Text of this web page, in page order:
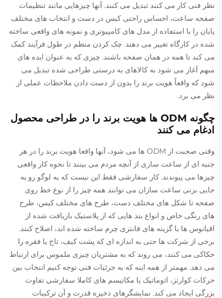
نظر فنی کار می کنند تبدیل می کنند. آنها چیزهایی مانند تنظیمات
صفحه ساعت، احساس راحتی کیس در دست و انتخاب های مختلف
پایان را با استفاده از مدل های کامپیوتری و نمونه های واقعی ساخته
شده در کارگاه تغییر می دهند. چک کردن منظم در طول فرآیند کمک
می کند تا همه در همان صفحه باشند. چیزی که به عنوان ایده های
مبهم آغاز می شود به کالاهای به درستی طراحی شده تبدیل می
شود که واقعاً هویت برند را بدون از دست دادن ملاحظات عملی از
نظر می برد.
چگونه ODM ها هویت برند را در طراحی محصول
ادغام می کنند
وقتی صحبت از ODM ها می شود، آنها واقعا هویت برند را در هر
جنبه ای از ساعت سازی از آنچه مردم می بینند تا نحوه کار واقعی
چیزها می پیوندند. کار سفارشی فقط این نیست که یه لوگو رو یه
جایی بزنی ساعت سازان می توانند همه چیز را از نوع خط روی
صفحه تا شکل های مختلف دست، طرح های مختلف کیس، طرح
های رنگی خاص و انواع بند هایی که از پلاستیک بازیافت شده از
اقیانوس ها یا گزینه های فانتزی چرم ساخته شده اند، اصلاح کنند.
برخی از شرکت ها حتی به اندازه ای که پشت کیف، تاج یا فقره را
حکاکی می کنند، می روند که به مشتریان چیزی ملموس برای ارتباط
می دهد. مهمتر از همه اينه که به جزئیات فنی توجه کنيم انتخاب بین
حرکات کوارتز، اتوماتیک یا مکانیسم های کاملا سفارشی تفاوت
بزرگی ایجاد می کند. نمایشگرهای ذخیره قدرت و آن ترکیبات